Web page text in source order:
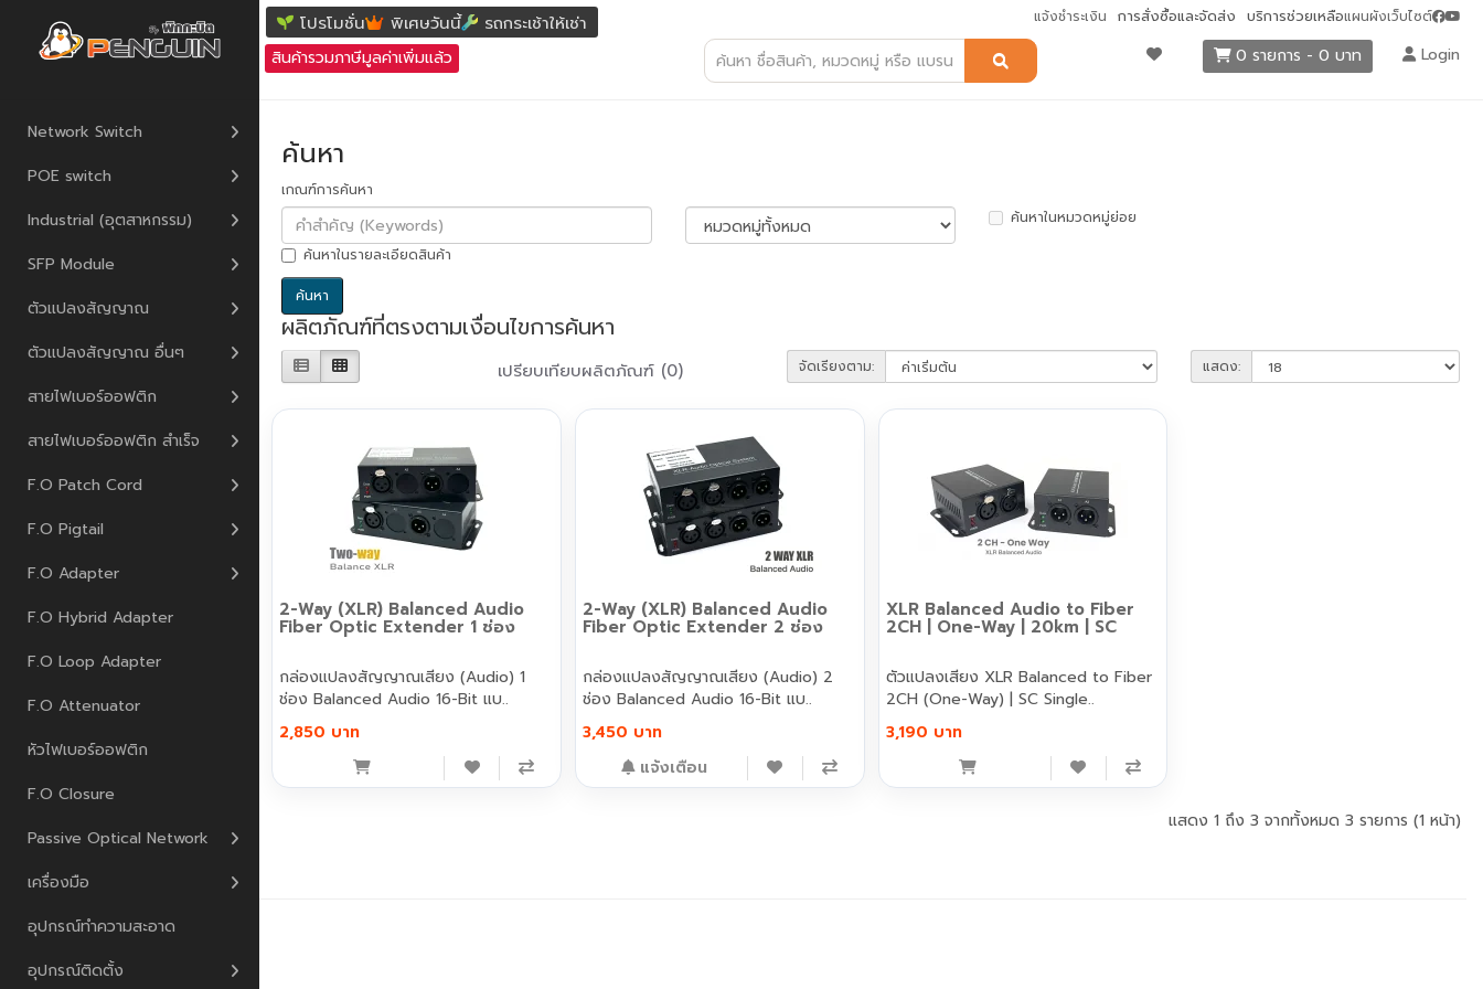
แจ้งชำระเงิน การสั่งซื้อและจัดส่ง บริการช่วยเหลือแผนผังเว็บไซต์
โปรโมชั่น พิเศษวันนี้ รถกระเช้าให้เช่า
สินค้ารวมภาษีมูลค่าเพิ่มแล้ว 0 รายการ - 0 บาท Login
Network Switch
POE switch
Industrial (อุตสาหกรรม)
SFP Module
ตัวแปลงสัญญาณ
ตัวแปลงสัญญาณ อื่นๆ
สายไฟเบอร์ออฟติก
สายไฟเบอร์ออฟติก สำเร็จ
F.O Patch Cord
F.O Pigtail
F.O Adapter
F.O Hybrid Adapter
F.O Loop Adapter
F.O Attenuator
หัวไฟเบอร์ออฟติก
F.O Closure
Passive Optical Network
เครื่องมือ
อุปกรณ์ทำความสะอาด
อุปกรณ์ติดตั้ง
ค้นหา
เกณฑ์การค้นหา
ค้นหาในหมวดหมู่ย่อย
ค้นหาในรายละเอียดสินค้า
ผลิตภัณฑ์ที่ตรงตามเงื่อนไขการค้นหา
เปรียบเทียบผลิตภัณฑ์ (0) จัดเรียงตาม: แสดง:
2-Way (XLR) Balanced Audio
Fiber Optic Extender 1 ช่อง
กล่องแปลงสัญญาณเสียง (Audio) 1
ช่อง Balanced Audio 16-Bit แบ..
2,850 บาท
2-Way (XLR) Balanced Audio
Fiber Optic Extender 2 ช่อง
กล่องแปลงสัญญาณเสียง (Audio) 2
ช่อง Balanced Audio 16-Bit แบ..
3,450 บาท
แจ้งเตือน
XLR Balanced Audio to Fiber
2CH | One-Way | 20km | SC
ตัวแปลงเสียง XLR Balanced to Fiber
2CH (One-Way) | SC Single..
3,190 บาท
แสดง 1 ถึง 3 จากทั้งหมด 3 รายการ (1 หน้า)
เพนกวิน คอมมิวนิเคชั่น © 2026